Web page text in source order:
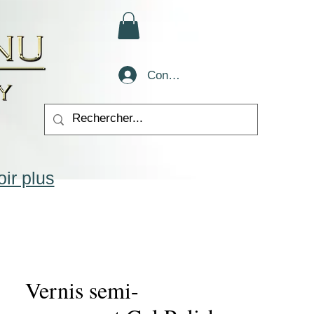
Conectează-te
Vernis semi-
plus